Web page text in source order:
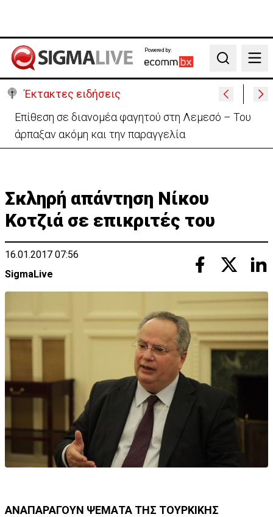
Powered by:
Search
Έκτακτες ειδήσεις
Ο στρατηγός του Τραμπ «αναζητά διέξοδο» από τον
πόλεμο με το Ιράν
Σκληρή απάντηση Νίκου
Κοτζιά σε επικριτές του
16.01.2017 07:56
SigmaLive
ΑΝΑΠΑΡΑΓΟΥΝ ΨΕΜΑΤΑ ΤΗΣ ΤΟΥΡΚΙΚΗΣ